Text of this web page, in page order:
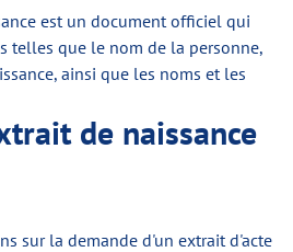
est un document officiel qui
telles que le nom de la personne,
ainsi que les noms et les
de naissance
sur la demande d'un extrait d'acte